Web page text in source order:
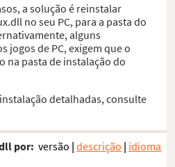
a solução é reinstalar
no seu PC, para a pasta do
alguns
jogos de PC, exigem que o
na pasta de instalação do
detalhadas, consulte
por: versão | descrição | idioma